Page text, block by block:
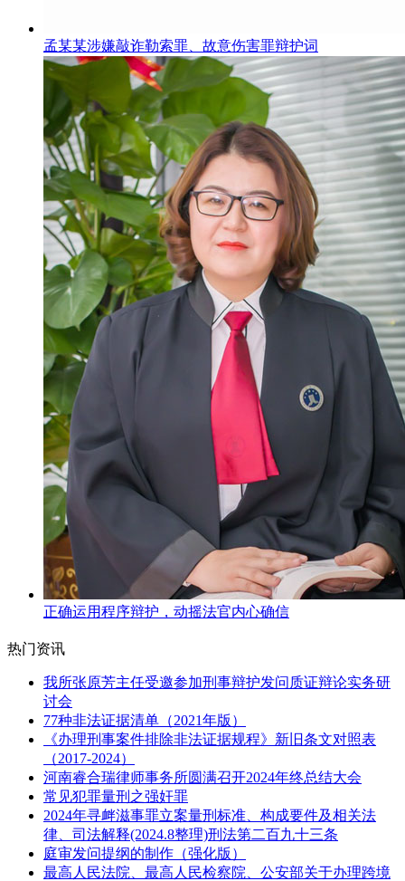
孟某某涉嫌敲诈勒索罪、故意伤害罪辩护词
正确运用程序辩护，动摇法官内心确信
热门资讯
我所张原芳主任受邀参加刑事辩护发问质证辩论实务研
讨会
77种非法证据清单（2021年版）
《办理刑事案件排除非法证据规程》新旧条文对照表
（2017-2024）
河南睿合瑞律师事务所圆满召开2024年终总结大会
常见犯罪量刑之强奸罪
2024年寻衅滋事罪立案量刑标准、构成要件及相关法
律、司法解释(2024.8整理)刑法第二百九十三条
庭审发问提纲的制作（强化版）
最高人民法院、最高人民检察院、公安部关于办理跨境